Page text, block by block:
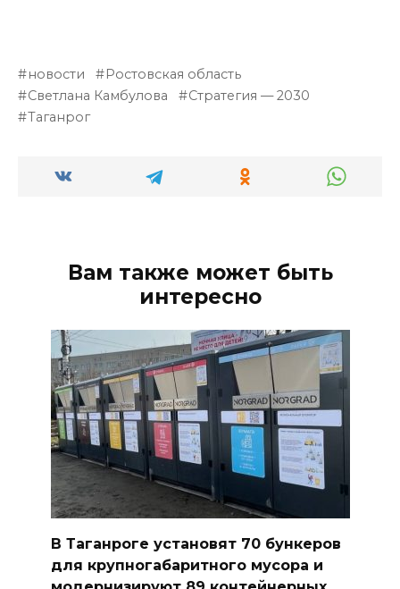
новости
Ростовская область
Светлана Камбулова
Стратегия — 2030
Таганрог
Вам также может быть
интересно
В Таганроге установят 70 бункеров
для крупногабаритного мусора и